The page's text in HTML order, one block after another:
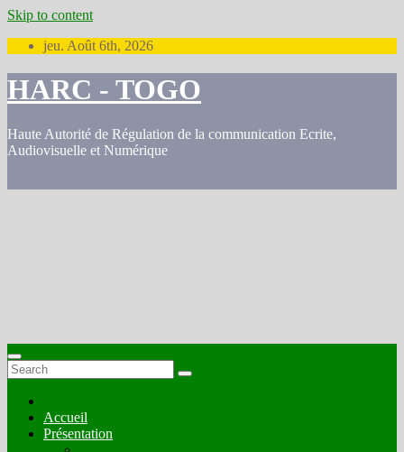
Skip to content
jeu. Août 6th, 2026
HARC - TOGO
Haute Autorité de Régulation de la communication Ecrite,
Audiovisuelle et Numérique
Accueil
Présentation